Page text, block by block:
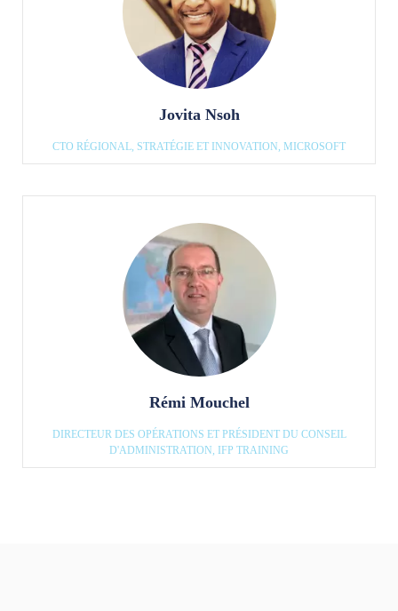
Jovita Nsoh
CTO RÉGIONAL, STRATÉGIE ET INNOVATION, MICROSOFT
Rémi Mouchel
DIRECTEUR DES OPÉRATIONS ET PRÉSIDENT DU CONSEIL
D'ADMINISTRATION, IFP TRAINING